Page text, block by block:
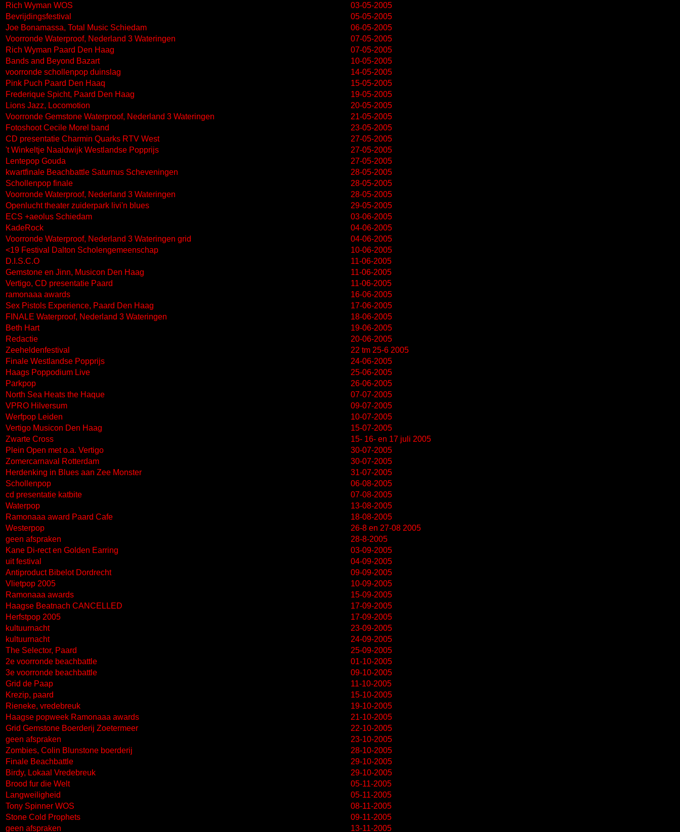
Rich Wyman WOS
03-05-2005
Bevrijdingsfestival
05-05-2005
Joe Bonamassa, Total Music Schiedam
06-05-2005
Voorronde Waterproof, Nederland 3 Wateringen
07-05-2005
Rich Wyman Paard Den Haag
07-05-2005
Bands and Beyond Bazart
10-05-2005
voorronde schollenpop duinslag
14-05-2005
Pink Puch Paard Den Haaq
15-05-2005
Frederique Spicht, Paard Den Haag
19-05-2005
Lions Jazz, Locomotion
20-05-2005
Voorronde Gemstone Waterproof, Nederland 3 Wateringen
21-05-2005
Fotoshoot Cecile Morel band
23-05-2005
CD presentatie Charmin Quarks RTV West
27-05-2005
't Winkeltje Naaldwijk Westlandse Popprijs
27-05-2005
Lentepop Gouda
27-05-2005
kwartfinale Beachbattle Saturnus Scheveningen
28-05-2005
Schollenpop finale
28-05-2005
Voorronde Waterproof, Nederland 3 Wateringen
28-05-2005
Openlucht theater zuiderpark livi'n blues
29-05-2005
ECS +aeolus Schiedam
03-06-2005
KadeRock
04-06-2005
Voorronde Waterproof, Nederland 3 Wateringen grid
04-06-2005
<19 Festival Dalton Scholengemeenschap
10-06-2005
D.I.S.C.O
11-06-2005
Gemstone en Jinn, Musicon Den Haag
11-06-2005
Vertigo, CD presentatie Paard
11-06-2005
ramonaaa awards
16-06-2005
Sex Pistols Experience, Paard Den Haag
17-06-2005
FINALE Waterproof, Nederland 3 Wateringen
18-06-2005
Beth Hart
19-06-2005
Redactie
20-06-2005
Zeeheldenfestival
22 tm 25-6 2005
Finale Westlandse Popprijs
24-06-2005
Haags Poppodium Live
25-06-2005
Parkpop
26-06-2005
North Sea Heats the Haque
07-07-2005
VPRO Hilversum
09-07-2005
Werfpop Leiden
10-07-2005
Vertigo Musicon Den Haag
15-07-2005
Zwarte Cross
15- 16- en 17 juli 2005
Plein Open met o.a. Vertigo
30-07-2005
Zomercarnaval Rotterdam
30-07-2005
Herdenking in Blues aan Zee Monster
31-07-2005
Schollenpop
06-08-2005
cd presentatie katbite
07-08-2005
Waterpop
13-08-2005
Ramonaaa award Paard Cafe
18-08-2005
Westerpop
26-8 en 27-08 2005
geen afspraken
28-8-2005
Kane Di-rect en Golden Earring
03-09-2005
uit festival
04-09-2005
Antiproduct Bibelot Dordrecht
09-09-2005
Vlietpop 2005
10-09-2005
Ramonaaa awards
15-09-2005
Haagse Beatnach CANCELLED
17-09-2005
Herfstpop 2005
17-09-2005
kultuurnacht
23-09-2005
kultuurnacht
24-09-2005
The Selector, Paard
25-09-2005
2e voorronde beachbattle
01-10-2005
3e voorronde beachbattle
09-10-2005
Grid de Paap
11-10-2005
Krezip, paard
15-10-2005
Rieneke, vredebreuk
19-10-2005
Haagse popweek Ramonaaa awards
21-10-2005
Grid Gemstone Boerderij Zoetermeer
22-10-2005
geen afspraken
23-10-2005
Zombies, Colin Blunstone boerderij
28-10-2005
Finale Beachbattle
29-10-2005
Birdy, Lokaal Vredebreuk
29-10-2005
Brood fur die Welt
05-11-2005
Langweiligheid
05-11-2005
Tony Spinner WOS
08-11-2005
Stone Cold Prophets
09-11-2005
geen afspraken
13-11-2005